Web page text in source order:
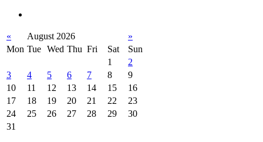
« August 2026
»
Mon Tue Wed Thu Fri Sat
Sun
1
2
3
4 5 6 7 8
9
10
11 12 13 14 15
16
17
18 19 20 21 22
23
24
25 26 27 28 29
30
31